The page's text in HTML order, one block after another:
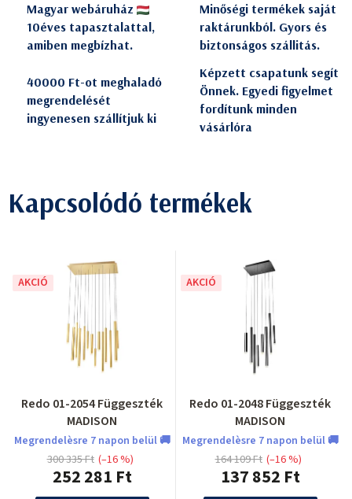
Magyar webáruház
10éves tapasztalattal,
amiben megbízhat.
Minőségi termékek saját
raktárunkból. Gyors és
biztonságos szállitás.
40000 Ft-ot meghaladó
megrendelését
ingyenesen szállítjuk ki
Képzett csapatunk segít
Önnek. Egyedi figyelmet
fordítunk minden
vásárlóra
Kapcsolódó termékek
AKCIÓ
Redo 01-2054 Függeszték
MADISON
Megrendelèsre 7 napon belül 🚚
252 281 Ft
300 335 Ft (–16 %)
AKCIÓ
Redo 01-2048 Függeszték
MADISON
Megrendelèsre 7 napon belül 🚚
137 852 Ft
164 109 Ft (–16 %)